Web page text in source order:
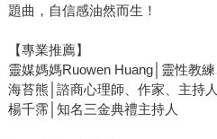
題曲，自信感油然而生！
【專業推薦】
靈媒媽媽Ruowen Huang│靈性教
海苔熊│諮商心理師、作家、主持人
楊千霈│知名三金典禮主持人